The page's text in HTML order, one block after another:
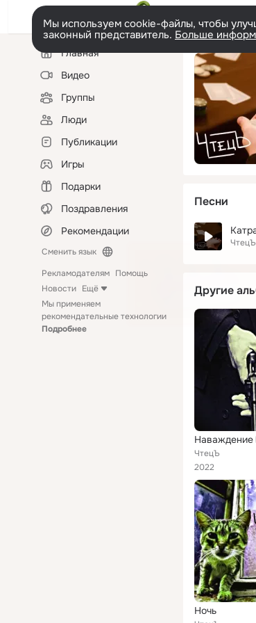
Мы используем cookie-файлы, чтобы
законный представитель. Больше
Левая
колонкаГлавная
Видео
Группы
Люди
Публикации
Игры
Подарки
Поздравления
Рекомендации
Сменить язык
Рекламодателям Помощь
Новости Ещё
Мы применяем
рекомендательные технологии
Подробнее
Песни
ЧтецЪ
Другие
Наваждение
ЧтецЪ
2022
Ночь